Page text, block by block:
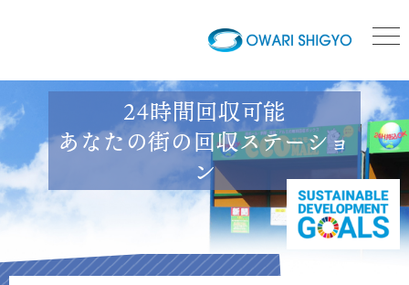
24時間回収可能
あなたの街の回収ステーショ
ン